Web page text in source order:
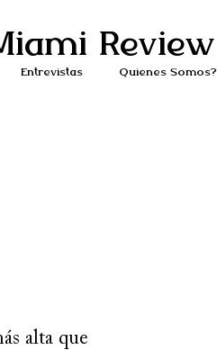
Review
Entrevistas Quiénes Somos?
alta que